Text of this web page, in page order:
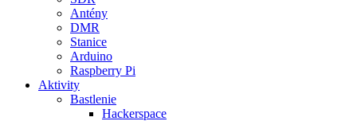
Antény
DMR
Stanice
Arduino
Raspberry Pi
Aktivity
Bastlenie
Hackerspace